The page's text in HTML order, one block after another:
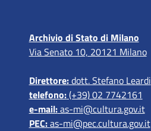
Archivio di Stato di Milano
Via Senato 10, 20121 Milano
Direttore:dott. Stefano Leardi
telefono:(+39) 02 7742161
e-mail:as-mi@cultura.gov.it
PEC:as-mi@pec.cultura.gov.it